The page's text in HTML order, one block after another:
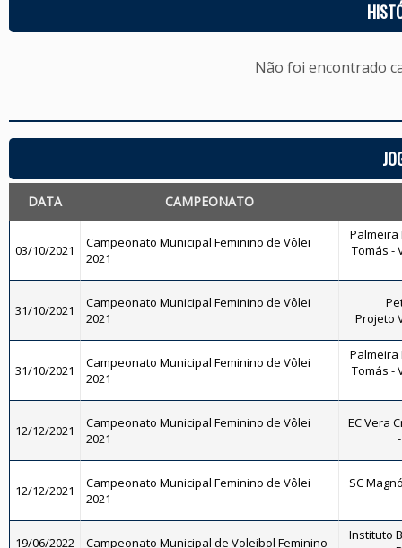
Não foi encontrado
DATA CAMPEONATO
03/10/2021
Campeonato Municipal Feminino de Vôlei
2021
Palmeira
Tomás -
31/10/2021
Campeonato Municipal Feminino de Vôlei
2021
Projeto
31/10/2021
Campeonato Municipal Feminino de Vôlei
2021
Palmeira
Tomás -
12/12/2021
Campeonato Municipal Feminino de Vôlei
2021
EC Vera
12/12/2021
Campeonato Municipal Feminino de Vôlei
2021
SC
19/06/2022 Campeonato Municipal de Voleibol Feminino
Instituto